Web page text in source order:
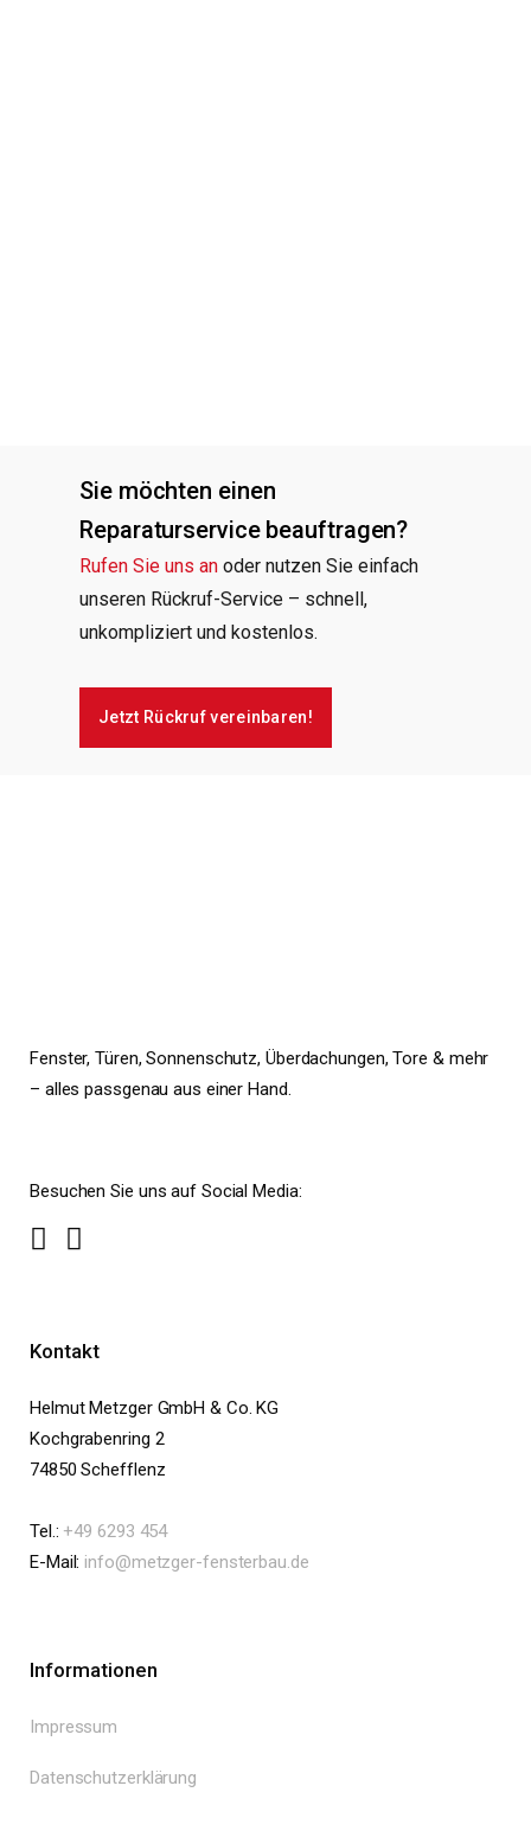
Sie möchten einen
Reparaturservice beauftragen?
Rufen Sie uns an oder nutzen Sie einfach
unseren Rückruf-Service – schnell,
unkompliziert und kostenlos.
Jetzt Rückruf vereinbaren!
Fenster, Türen, Sonnenschutz, Überdachungen, Tore & mehr
– alles passgenau aus einer Hand.
Besuchen Sie uns auf Social Media:
Kontakt
Helmut Metzger GmbH & Co. KG
Kochgrabenring 2
74850 Schefflenz
Tel.: +49 6293 454
E-Mail: info@metzger-fensterbau.de
Informationen
Impressum
Datenschutzerklärung